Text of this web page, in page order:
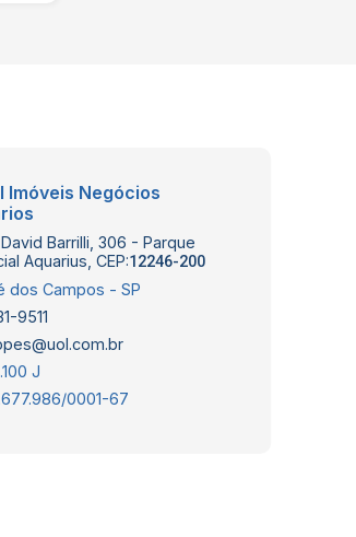
Imóveis Negócios
Barrilli, 306 - Parque
Aquarius, CEP:12246-200
dos Campos - SP
9511
J
0001-67